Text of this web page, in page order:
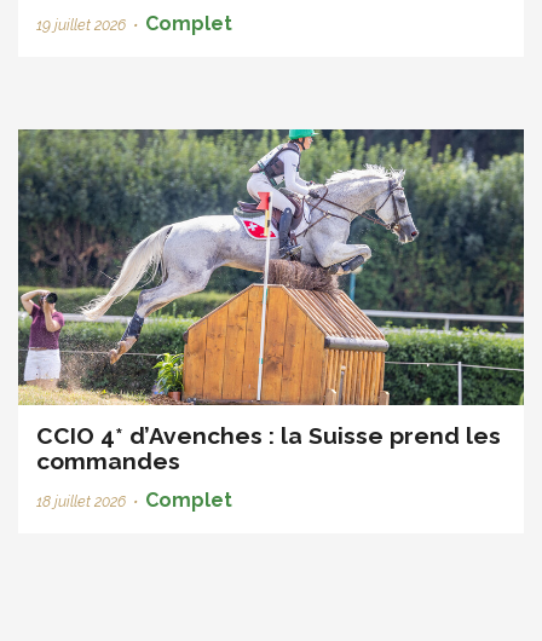
19 juillet 2026 • Complet
CCIO 4* d’Avenches : la Suisse prend les
commandes
18 juillet 2026 • Complet